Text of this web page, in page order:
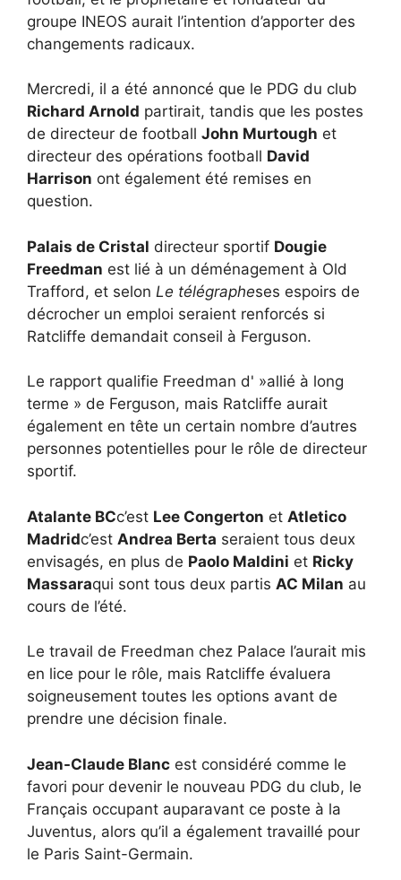
groupe INEOS aurait l’intention d’apporter des
changements radicaux.
Mercredi, il a été annoncé que le PDG du club
Richard Arnold partirait, tandis que les postes
de directeur de football John Murtough et
directeur des opérations football David
Harrison ont également été remises en
question.
Palais de Cristal directeur sportif Dougie
Freedman est lié à un déménagement à Old
Trafford, et selon Le télégrapheses espoirs de
décrocher un emploi seraient renforcés si
Ratcliffe demandait conseil à Ferguson.
Le rapport qualifie Freedman d' »allié à long
terme » de Ferguson, mais Ratcliffe aurait
également en tête un certain nombre d’autres
personnes potentielles pour le rôle de directeur
sportif.
Atalante BCc’est Lee Congerton et Atletico
Madridc’est Andrea Berta seraient tous deux
envisagés, en plus de Paolo Maldini et Ricky
Massaraqui sont tous deux partis AC Milan au
cours de l’été.
Le travail de Freedman chez Palace l’aurait mis
en lice pour le rôle, mais Ratcliffe évaluera
soigneusement toutes les options avant de
prendre une décision finale.
Jean-Claude Blanc est considéré comme le
favori pour devenir le nouveau PDG du club, le
Français occupant auparavant ce poste à la
Juventus, alors qu’il a également travaillé pour
le Paris Saint-Germain.